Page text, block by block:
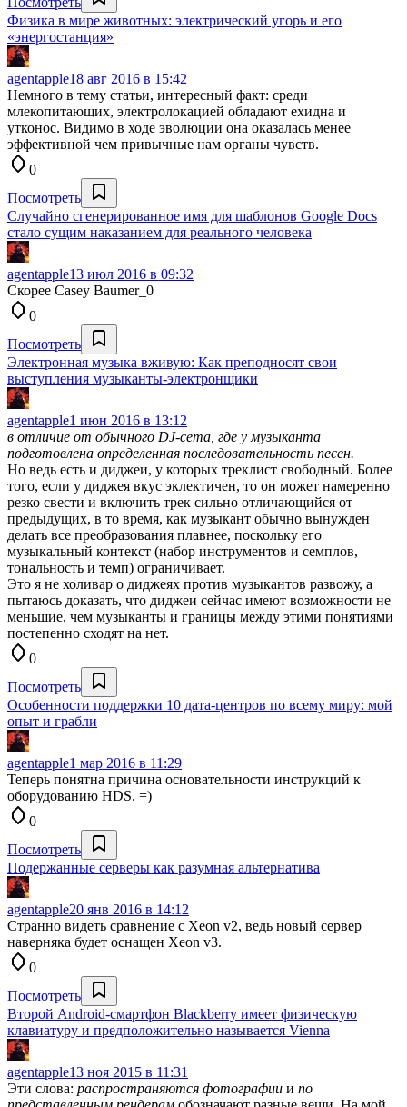
Физика в мире животных: электрический угорь и его
«энергостанция»
agentapple18 авг 2016 в 15:42
Немного в тему статьи, интересный факт: среди
млекопитающих, электролокацией обладают ехидна и
утконос. Видимо в ходе эволюции она оказалась менее
эффективной чем привычные нам органы чувств.
0
Посмотреть
Случайно сгенерированное имя для шаблонов Google Docs
стало сущим наказанием для реального человека
agentapple13 июл 2016 в 09:32
Скорее Casey Baumer_0
0
Посмотреть
Электронная музыка вживую: Как преподносят свои
выступления музыканты-электронщики
agentapple1 июн 2016 в 13:12
в отличие от обычного DJ-сета, где у музыканта
подготовлена определенная последовательность песен.
Но ведь есть и диджеи, у которых треклист свободный. Более
того, если у диджея вкус эклектичен, то он может намеренно
резко свести и включить трек сильно отличающийся от
предыдущих, в то время, как музыкант обычно вынужден
делать все преобразования плавнее, поскольку его
музыкальный контекст (набор инструментов и семплов,
тональность и темп) ограничивает.
Это я не холивар о диджеях против музыкантов развожу, а
пытаюсь доказать, что диджеи сейчас имеют возможности не
меньшие, чем музыканты и границы между этими понятиями
постепенно сходят на нет.
0
Посмотреть
Особенности поддержки 10 дата-центров по всему миру: мой
опыт и грабли
agentapple1 мар 2016 в 11:29
Теперь понятна причина основательности инструкций к
оборудованию HDS. =)
0
Посмотреть
Подержанные серверы как разумная альтернатива
agentapple20 янв 2016 в 14:12
Странно видеть сравнение с Xeon v2, ведь новый сервер
наверняка будет оснащен Xeon v3.
0
Посмотреть
Второй Android-смартфон Blackberry имеет физическую
клавиатуру и предположительно называется Vienna
agentapple13 ноя 2015 в 11:31
Эти слова: распространяются фотографии и по